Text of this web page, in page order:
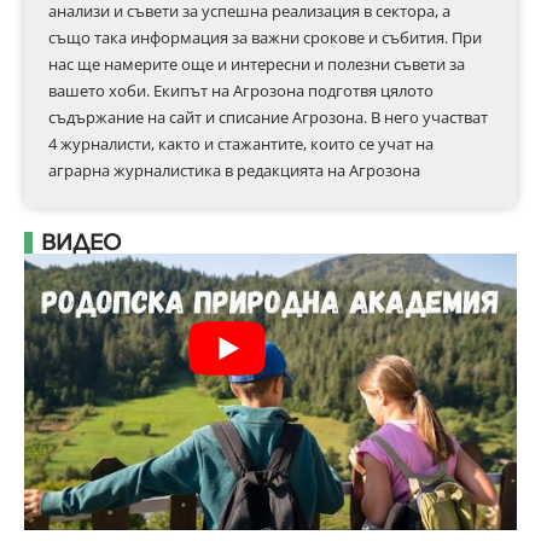
анализи и съвети за успешна реализация в сектора, а
също така информация за важни срокове и събития. При
нас ще намерите още и интересни и полезни съвети за
вашето хоби. Екипът на Агрозона подготвя цялото
съдържание на сайт и списание Агрозона. В него участват
4 журналисти, както и стажантите, които се учат на
аграрна журналистика в редакцията на Агрозона
ВИДЕО